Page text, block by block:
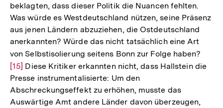
Fußnote
beklagten, dass dieser Politik die Nuancen fehlten.
Was würde es Westdeutschland nützen, seine Präsenz
aus jenen Ländern abzuziehen, die Ostdeutschland
anerkannten? Würde das nicht tatsächlich eine Art
von Selbstisolierung seitens Bonn zur Folge haben?
[15] Diese Kritiker erkannten nicht, dass Hallstein die
Presse instrumentalisierte: Um den
Abschreckungseffekt zu erhöhen, musste das
Auswärtige Amt andere Länder davon überzeugen,